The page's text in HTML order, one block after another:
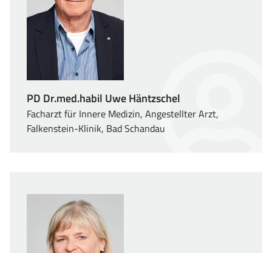
PD Dr.med.habil Uwe Häntzschel
Facharzt für Innere Medizin, Angestellter Arzt,
Falkenstein-Klinik, Bad Schandau